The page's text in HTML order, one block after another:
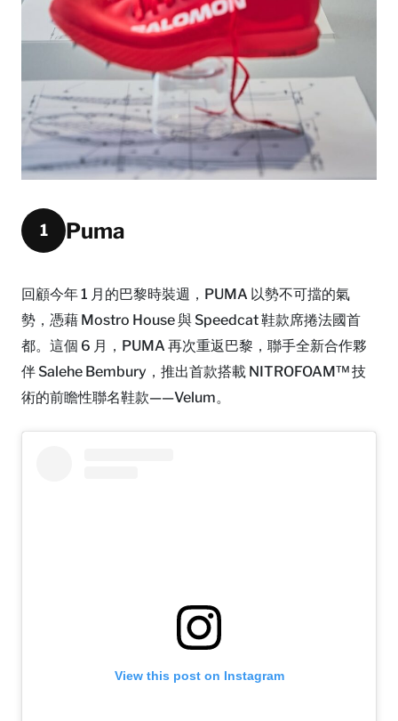
1 Puma
回顧今年 1 月的巴黎時裝週，PUMA 以勢不可擋的氣
勢，憑藉 Mostro House 與 Speedcat 鞋款席捲法國首
都。這個 6 月，PUMA 再次重返巴黎，聯手全新合作夥
伴 Salehe Bembury，推出首款搭載 NITROFOAM™️ 技
術的前瞻性聯名鞋款——Velum。
View this post on Instagram